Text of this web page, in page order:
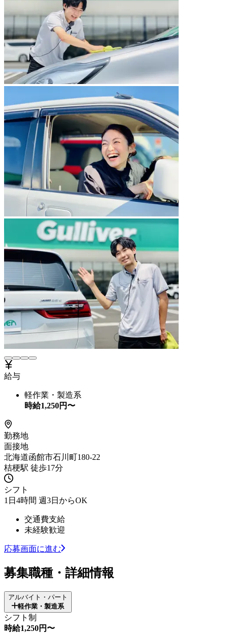
給与
軽作業・製造系
時給1,250円〜
勤務地
面接地
北海道函館市石川町180-22
桔梗駅 徒歩17分
シフト
1日4時間 週3日からOK
交通費支給
未経験歓迎
応募画面に進む
募集職種・詳細情報
アルバイト・パート
軽作業・製造系
シフト制
時給1,250円〜